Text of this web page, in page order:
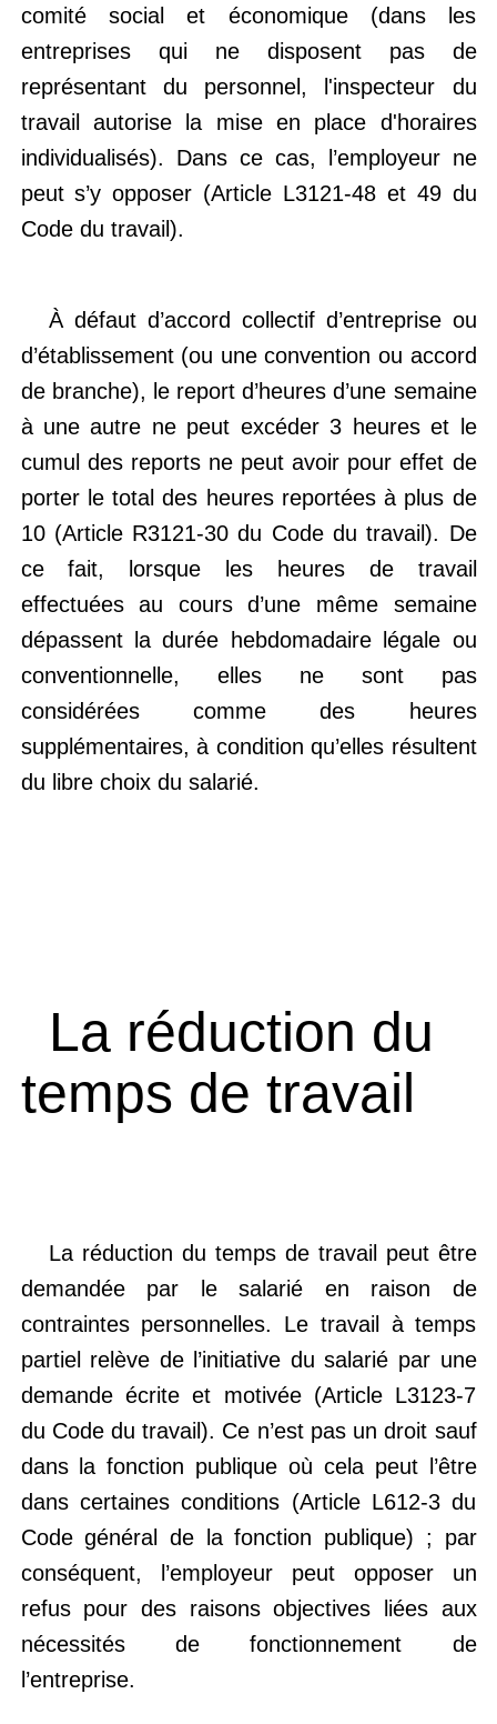
comité social et économique (dans les
entreprises qui ne disposent pas de
représentant du personnel, l'inspecteur du
travail autorise la mise en place d'horaires
individualisés). Dans ce cas, l’employeur ne
peut s’y opposer (Article L3121-48 et 49 du
Code du travail).
À défaut d’accord collectif d’entreprise ou
d’établissement (ou une convention ou accord
de branche), le report d’heures d’une semaine
à une autre ne peut excéder 3 heures et le
cumul des reports ne peut avoir pour effet de
porter le total des heures reportées à plus de
10 (Article R3121-30 du Code du travail). De
ce fait, lorsque les heures de travail
effectuées au cours d’une même semaine
dépassent la durée hebdomadaire légale ou
conventionnelle, elles ne sont pas
considérées comme des heures
supplémentaires, à condition qu’elles résultent
du libre choix du salarié.
La réduction du
temps de travail
La réduction du temps de travail peut être
demandée par le salarié en raison de
contraintes personnelles. Le travail à temps
partiel relève de l’initiative du salarié par une
demande écrite et motivée (Article L3123-7
du Code du travail). Ce n’est pas un droit sauf
dans la fonction publique où cela peut l’être
dans certaines conditions (Article L612-3 du
Code général de la fonction publique) ; par
conséquent, l’employeur peut opposer un
refus pour des raisons objectives liées aux
nécessités de fonctionnement de
l’entreprise.